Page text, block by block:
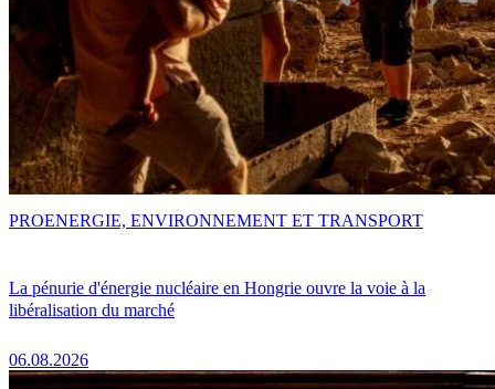
La pénurie d'énergie nucléaire en Hongrie ouvre la voie à la
libéralisation du marché
06.08.2026
PROENERGIE, ENVIRONNEMENT ET TRANSPORT